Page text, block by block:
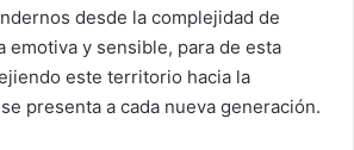
desde la complejidad de
emotiva y sensible, para de esta
este territorio hacia la
presenta a cada nueva generación.